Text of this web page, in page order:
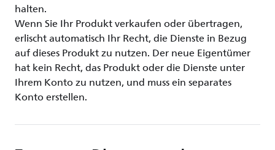
halten.
Wenn Sie Ihr Produkt verkaufen oder übertragen,
erlischt automatisch Ihr Recht, die Dienste in Bezug
auf dieses Produkt zu nutzen. Der neue Eigentümer
hat kein Recht, das Produkt oder die Dienste unter
Ihrem Konto zu nutzen, und muss ein separates
Konto erstellen.